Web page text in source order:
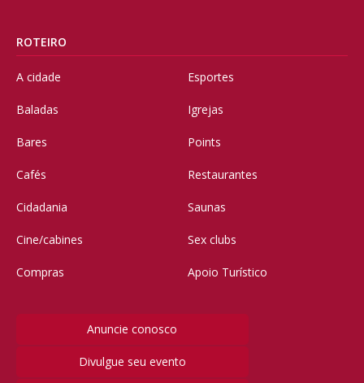
ROTEIRO
A cidade
Baladas
Bares
Cafés
Cidadania
Cine/cabines
Compras
Esportes
Igrejas
Points
Restaurantes
Saunas
Sex clubs
Apoio Turístico
Anuncie conosco
Divulgue seu evento